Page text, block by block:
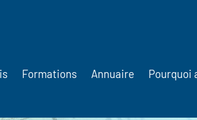
Formations Annuaire Pourquoi